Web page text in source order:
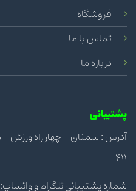
فروشگاه
تماس با ما
درباره ما
پشتیبانی
411
شماره پشتیبانی تلگرام و واتساپ: 09123992036